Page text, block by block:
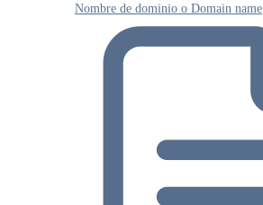
Nombre de dominio o Domain name